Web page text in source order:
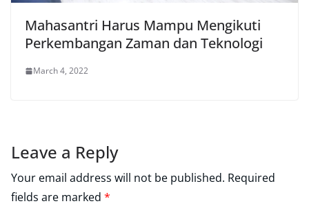
Mahasantri Harus Mampu Mengikuti
Perkembangan Zaman dan Teknologi
March 4, 2022
Leave a Reply
Your email address will not be published. Required
fields are marked *